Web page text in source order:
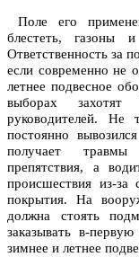
Поле его
блестеть, газоны
Ответственность за
если современно не
летнее подвесное
выборах захотят
руководителей. Не
постоянно
получает травмы
препятствия, а
происшествия из-за
покрытия. На
должна стоять
заказывать в-
зимнее и летнее